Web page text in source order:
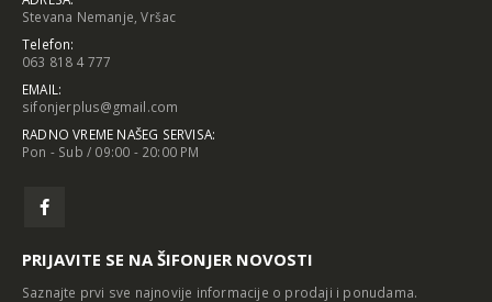
Stevana Nemanje, Vršac
Telefon:
063 818 4 777
EMAIL:
sifonjerplus@gmail.com
RADNO VREME NAŠEG SERVISA:
Pon - Sub / 09:00 - 20:00 PM
PRIJAVITE SE NA ŠIFONJER NOVOSTI
Saznajte prvi sve najnovije informacije o prodaji i ponudama.